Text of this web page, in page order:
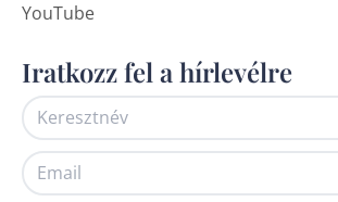
YouTube
Iratkozz fel a hírlevélre